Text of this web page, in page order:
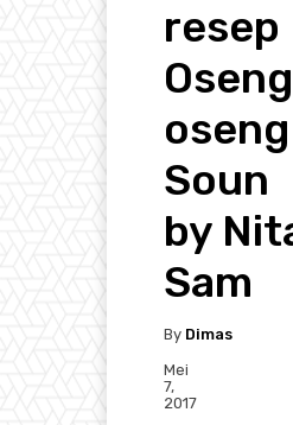
resep
oseng
Soun
by
Sam
By Dimas
Mei
7,
2017